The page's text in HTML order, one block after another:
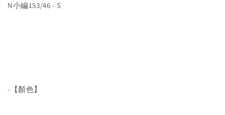
N小編153/46 - S
-【顏色】